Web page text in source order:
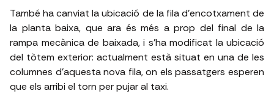
També ha canviat la ubicació de la fila d'encotxament de
la planta baixa, que ara és més a prop del final de la
rampa mecànica de baixada, i s'ha modificat la ubicació
del tòtem exterior: actualment està situat en una de les
columnes d'aquesta nova fila, on els passatgers esperen
que els arribi el torn per pujar al taxi.